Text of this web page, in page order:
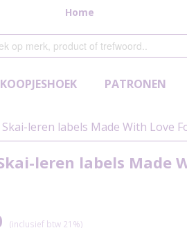
Home
KOOPJESHOEK PATRONEN
leren labels Made With Love
leren labels Made
(inclusief btw 21%)